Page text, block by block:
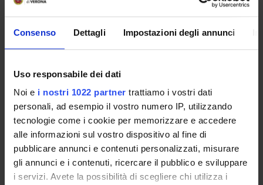
Consenso Dettagli Impostazioni degli annunci
Uso responsabile dei dati
Noi e i nostri 1022 partner trattiamo i vostri dati
personali, ad esempio il vostro numero IP, utilizzando
tecnologie come i cookie per memorizzare e accedere
alle informazioni sul vostro dispositivo al fine di
pubblicare annunci e contenuti personalizzati, misurare
gli annunci e i contenuti, ricercare il pubblico e sviluppare
i servizi. Avete la possibilità di scegliere chi utilizza i
di ribonucleasi dimeriche o, più in generale, oligomeriche
sull’RNA a doppia elica.
Infine, il chiarimento della struttura molecolare degli
biologiche, lo studio delle quali è stato attualmente iniziato
SPONSORS:
Ministero dell'Istruzione dell'Università e della Ricerca
Funds:assigned and managed by the department
Syllabus:
COFIN - Progetti di Ricerca di Interesse